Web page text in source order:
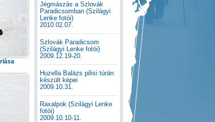
Jégmászás a Szlovák
Paradicsomban (Szilágyi
Lenke fotói)
2010.02.07.
Szlovák Paradicsom
(Szilágyi Lenke fotói)
2009.12.19-20.
Huzella Balázs pilisi túrán
készült képei
2009.10.31.
Raxalpok (Szilágyi Lenke
fotói)
2009.10.10-11.